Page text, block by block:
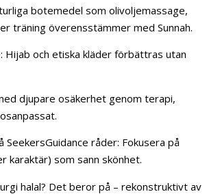
botemedel som olivoljemassage,
träning överensstämmer med Sunnah.
Hijab och etiska kläder förbättras utan
djupare osäkerhet genom terapi,
SeekersGuidance råder: Fokusera på
karaktär) som sann skönhet.
halal? Det beror på – rekonstruktivt av